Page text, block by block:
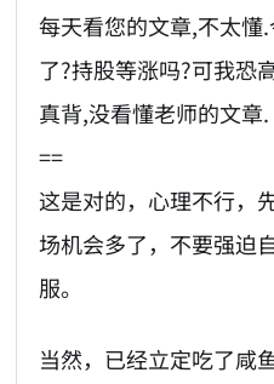
每天看您的文章,不太懂
了?持股等涨吗?可我恐
真背,没看懂老师的文章.
==
这是对的，心理不行，
场机会多了，不要强迫
服。
当然，已经立定吃了咸